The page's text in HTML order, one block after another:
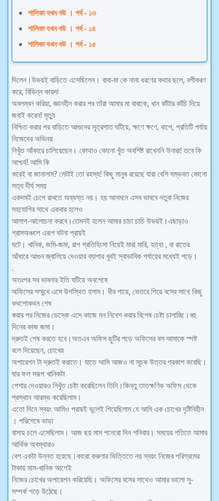
শালিকা যখন বউ । পর্ব - ১৩
শালিকা যখন বউ । পর্ব - ১৪
শালিকা যখন বউ । পর্ব - ১৫
দিলেন।উভয়ই বাড়িতে এসেছিলেন। বাবা-মা কে নানা ধরণের কথার ছলে, বশীকরণ
করে, বিভিন্ন কায়দা
অবলম্বন করিয়া, জ্ঞানহীন করার পর তাঁরা আমার মা বাবাকে, ধান কাঁটার কাঁচি দিয়ে
জবাই করেন! মৃত্যু
নিশ্চিত করার পর বাড়িতে আগুনের সূত্রপাত ঘটিয়ে, ক্ষণে ক্ষণে, ধাপে, প্রতিটি পর্যায়
নিজেদের অভিনয়
নিখুঁত আঁকারে চালিয়েছেন। কোথাও কোনো খুঁত অবশিষ্ট রাখেননি উনারা! তবে কি
আশ্চর্য! আমি কি
করেই বা জানালাম? সেটাই তো রহস্য! কিছু মানুষ রয়েছে যারা বেশি সম্ভবত কোনো
সত্য দীর্ঘ সময়
একদমই চেপে রাখতে অব্যস্ত নয়। হয় আনমনে এসব ভাববে নতুবা নিজের
সহযোগির সাথে একবার হলেও
আলাপ-আলোচনা করবে।তেমনই হলেন আমার চাচা চাচি উভয়ই।এছাড়াও
গ্রামঅঞ্চলে এরূপ ঘটনা প্রায়ই
ঘটে। খানিক, জমি-জমা, রাগ প্রতিহিংসা নিয়েই মারা মারি, হত্যা , বা রাতের
আঁধারে আগুন জ্বালিয়ে দেওয়ার ব্যাপার খুবই স্বাভাবিক পর্যায়ের মধ্যেই পড়ে।
.
অতঃপর সব ভাবনার ইতি ঘটিয়ে অবশেষে
অফিসের সম্মুখে এসে উপস্থিত হলাম। ধীর পায়ে, ভেতরে গিয়ে বসের সাথে কিছু
কথপোকথন শেষ
করার পর নিজের ডেস্কে এসে কাজে মন নিবেশ করার বিশেষ চেষ্টা চালাচ্ছি।বহু
দিনের কাজ জমা।
দ্রুতই শেষ করতে হবে।অতএব অফিস ছুটির পড়ে অফিসের বস আমাকে স্পষ্ট
বলে দিয়েছেন, চোখের
অপারেশন টা দ্রুতই করাতে। যাতে আমি আজও না সূচক উত্তর প্রকাশ করেছি।
যার ফল সরূপ খানিকটা
পেশার দেওয়ারও নিখুঁত চেষ্টা করেছিলেন তিনি।কিন্তু তাতক্ষণিক অফিস থেকে
প্রস্থান আরম্ভ করেছিলাম।
এতো দিনে স্বয়ং আমিও প্রায়ই ভুলেই গিয়েছিলাম যে আমি এক চোখের দৃষ্টিবিহীন
। পরিশেষে ভাড়া
বাসায় চলে এসেছিলাম। আজ ছয় মাস পনেরো দিন শনিবার। সময়ের গতিতে আমার
আর্থিক অবস্থারও
বেশ একটা উন্নত হয়েছে।কারো করুণার ভিত্তিতে নয় স্বয়ং নিজের পরিশ্রমের
টাকায় মাস-খানিক আগেই
নিজের চোখের অপারেশন করিয়েছি। অফিসের বসের সাথেও আমার ভালো সু-
সম্পর্ক গড়ে উঠেছে।